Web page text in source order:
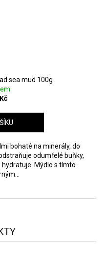
sea mud 100g
bohaté na minerály, do
odumřelé buňky,
Mýdlo s tímto